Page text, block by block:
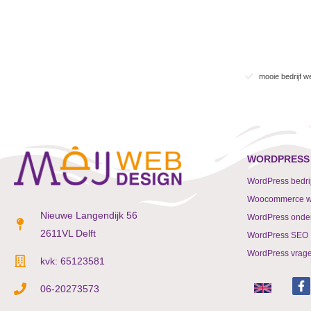
mooie bedrijf
Nieuwe Langendijk 56
2611VL Delft
kvk: 65123581
06-20273573
WordPress
Woocommerce
WordPress
WordPress SEO
WordPress
F
a